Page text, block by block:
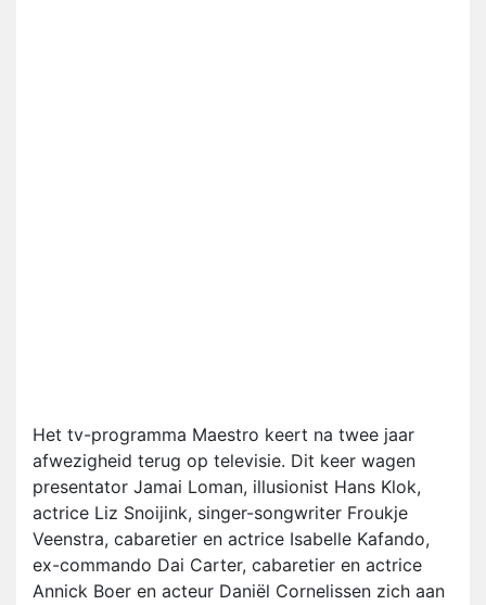
Het tv-programma Maestro keert na twee jaar
afwezigheid terug op televisie. Dit keer wagen
presentator Jamai Loman, illusionist Hans Klok,
actrice Liz Snoijink, singer-songwriter Froukje
Veenstra, cabaretier en actrice Isabelle Kafando,
ex-commando Dai Carter, cabaretier en actrice
Annick Boer en acteur Daniël Cornelissen zich aan